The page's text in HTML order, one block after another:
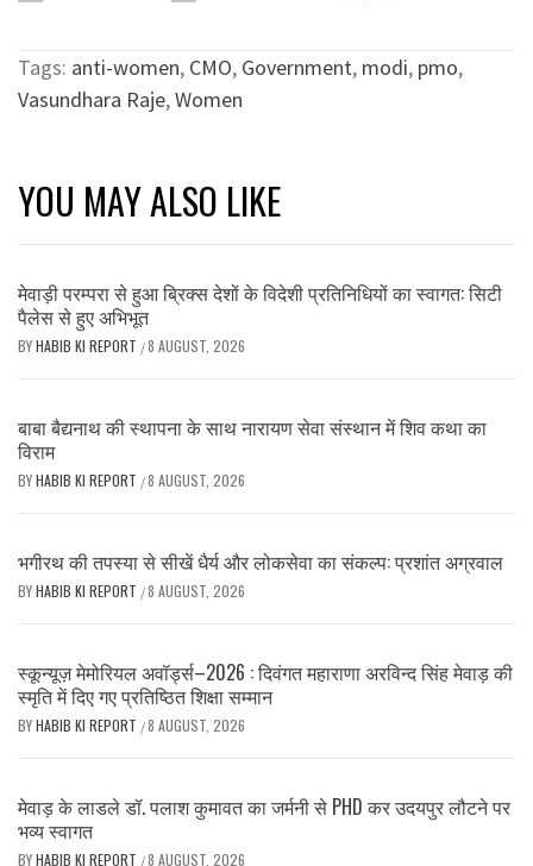
Tags: anti-women, CMO, Government, modi, pmo,
Vasundhara Raje,Women
YOU MAY ALSO LIKE
मेवाड़ी परम्परा से हुआ ब्रिक्स देशों के विदेशी प्रतिनिधियों का स्वागत: सिटी
पैलेस से हुए अभिभूत
BYHABIB KI REPORT /8 AUGUST, 2026
बाबा बैद्यनाथ की स्थापना के साथ नारायण सेवा संस्थान में शिव कथा का
विराम
BYHABIB KI REPORT /8 AUGUST, 2026
भगीरथ की तपस्या से सीखें धैर्य और लोकसेवा का संकल्प: प्रशांत अग्रवाल
BYHABIB KI REPORT /8 AUGUST, 2026
स्कून्यूज़ मेमोरियल अवॉर्ड्स–2026 : दिवंगत महाराणा अरविन्द सिंह मेवाड़ की
स्मृति में दिए गए प्रतिष्ठित शिक्षा सम्मान
BYHABIB KI REPORT /8 AUGUST, 2026
मेवाड़ के लाडले डॉ. पलाश कुमावत का जर्मनी से PHD कर उदयपुर लौटने पर
भव्य स्वागत
BYHABIB KI REPORT /8 AUGUST, 2026